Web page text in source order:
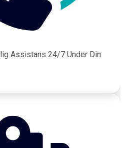
Assistans 24/7 Under Din